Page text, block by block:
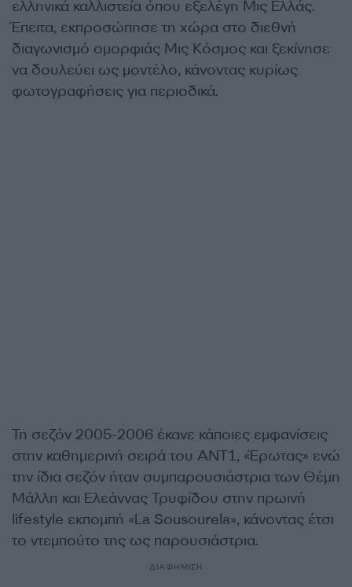
ελληνικά καλλιστεία όπου εξελέγη Μις Ελλάς.
Έπειτα, εκπροσώπησε τη χώρα στο διεθνή
διαγωνισμό ομορφιάς Μις Κόσμος και ξεκίνησε
να δουλεύει ως μοντέλο, κάνοντας κυρίως
φωτογραφήσεις για περιοδικά.
Τη σεζόν 2005-2006 έκανε κάποιες εμφανίσεις
στην καθημερινή σειρά του ΑΝΤ1, «Έρωτας» ενώ
την ίδια σεζόν ήταν συμπαρουσιάστρια των Θέμη
Μάλλη και Ελεάννας Τρυφίδου στην πρωινή
lifestyle εκπομπή «La Sousourela», κάνοντας έτσι
το ντεμπούτο της ως παρουσιάστρια.
ΔΙΑΦΗΜΙΣΗ